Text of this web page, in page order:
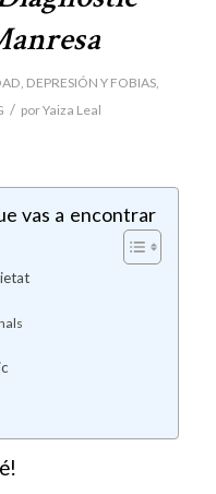
DEPRESIÓN Y FOBIAS,
/ porYaiza Leal
vas a encontrar